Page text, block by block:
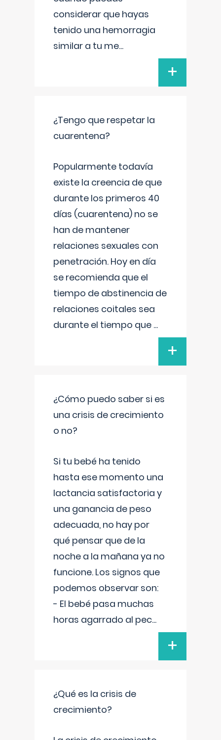
considerar que hayas
tenido una hemorragia
similar a tu me...
+
¿Tengo que respetar la
cuarentena?
Popularmente todavía
existe la creencia de que
durante los primeros 40
días (cuarentena) no se
han de mantener
relaciones sexuales con
penetración. Hoy en día
se recomienda que el
tiempo de abstinencia de
relaciones coitales sea
durante el tiempo que ...
+
¿Cómo puedo saber si es
una crisis de crecimiento
o no?
Si tu bebé ha tenido
hasta ese momento una
lactancia satisfactoria y
una ganancia de peso
adecuada, no hay por
qué pensar que de la
noche a la mañana ya no
funcione. Los signos que
podemos observar son:
- El bebé pasa muchas
horas agarrado al pec...
+
¿Qué es la crisis de
crecimiento?